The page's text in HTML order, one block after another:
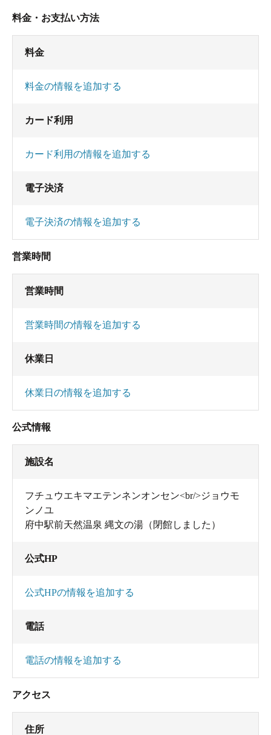
料金・お支払い方法
料金
料金の情報を追加する
カード利用
カード利用の情報を追加する
電子決済
電子決済の情報を追加する
営業時間
営業時間
営業時間の情報を追加する
休業日
休業日の情報を追加する
公式情報
施設名
フチュウエキマエテンネンオンセン<br/>ジョウモ
ンノユ
府中駅前天然温泉 縄文の湯（閉館しました）
公式HP
公式HPの情報を追加する
電話
電話の情報を追加する
アクセス
住所